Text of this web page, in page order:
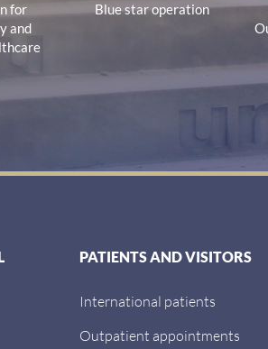
for
and
Blue star operation
PATIENTS AND VISITORS
International patients
Outpatient appointments